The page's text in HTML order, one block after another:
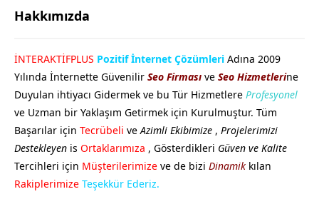
almak işletmenizi öne
Pinterest’in kitlesine...
Hakkımızda
İNTERAKTİFPLUS Pozitif İnternet Çözümleri Adına 2009
Yılında İnternette Güvenilir Seo Firması ve Seo Hizmetlerine
Duyulan ihtiyacı Gidermek ve bu Tür Hizmetlere Profesyonel
ve Uzman bir Yaklaşım Getirmek için Kurulmuştur. Tüm
Başarılar için Tecrübeli ve Azimli Ekibimize , Projelerimizi
Destekleyen is Ortaklarımıza , Gösterdikleri Güven ve Kalite
Tercihleri için Müşterilerimize ve de bizi Dinamik kılan
Rakiplerimize Teşekkür Ederiz.
GÖKHAN GÖKMEN